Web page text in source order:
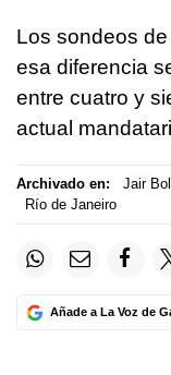
Los sondeos
esa diferencia
entre cuatro y
actual
Archivado en: Jair
Río de Janeiro
Añade a La Voz de